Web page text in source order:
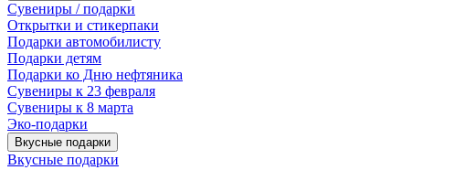
Сувениры / подарки
Открытки и стикерпаки
Подарки автомобилисту
Подарки детям
Подарки ко Дню нефтяника
Сувениры к 23 февраля
Сувениры к 8 марта
Эко-подарки
Вкусные подарки
Вкусные подарки